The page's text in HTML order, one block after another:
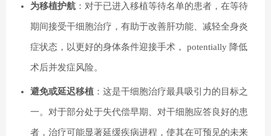
为移植护航 ：对于已进入移植等待名单的患者，在等待
期间接受干细胞治疗，有助于改善肝功能、减轻全身炎
症状态，以更好的身体条件迎接手术， potentially 降低
术后并发症风险。
避免或延迟移植 ：这是干细胞治疗最具吸引力的目标之
一。对于部分处于失代偿早期、对干细胞应答良好的患
者，治疗可能显著延缓疾病进程，使其在可预见的未来